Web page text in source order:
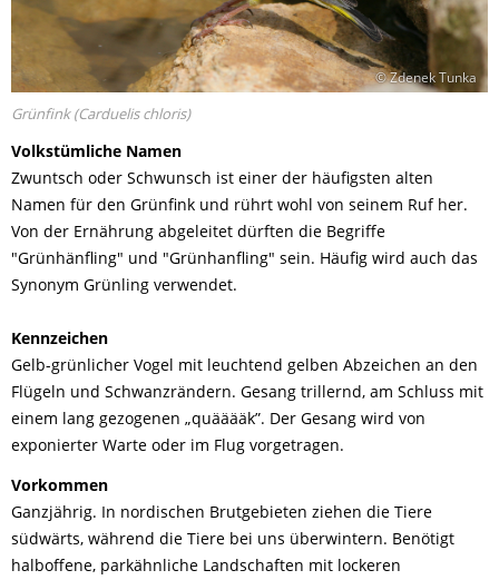
© Zdenek Tunka
Grünfink (Carduelis chloris)
Volkstümliche Namen
Zwuntsch oder Schwunsch ist einer der häufigsten alten
Namen für den Grünfink und rührt wohl von seinem Ruf her.
Von der Ernährung abgeleitet dürften die Begriffe
"Grünhänfling" und "Grünhanfling" sein. Häufig wird auch das
Synonym Grünling verwendet.
Kennzeichen
Gelb-grünlicher Vogel mit leuchtend gelben Abzeichen an den
Flügeln und Schwanzrändern. Gesang trillernd, am Schluss mit
einem lang gezogenen „quääääk”. Der Gesang wird von
exponierter Warte oder im Flug vorgetragen.
Vorkommen
Ganzjährig. In nordischen Brutgebieten ziehen die Tiere
südwärts, während die Tiere bei uns überwintern. Benötigt
halboffene, parkähnliche Landschaften mit lockeren